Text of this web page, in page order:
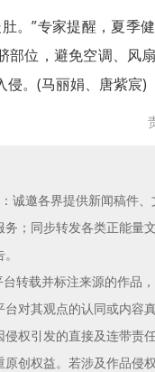
”专家提醒，夏季
部位，避免空调、风
侵。(马丽娟、唐紫宸)
诚邀各界提供新闻稿件
务；同步转发各类正能量
转载并标注来源的作品
对其观点的认同或内容
侵权引发的直接及连带责
原创权益。若涉及作品侵